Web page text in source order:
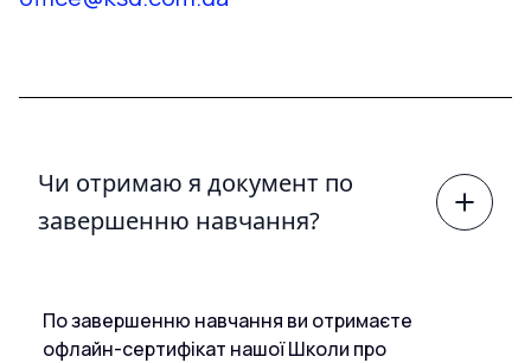
Чи отримаю я документ по
завершенню навчання?
По завершенню навчання ви отримаєте
офлайн-сертифікат нашої Школи про